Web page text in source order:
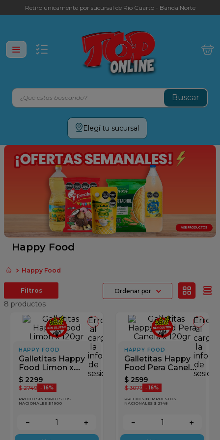
Retiro unicamente por sucursal de Rio Cuarto - Banda Norte
¿Qué estás buscando?
Elegí tu sucursal
Happy Food
Happy Food
Ordenar por
8 productos
Error
al
cargar
la
información
de
sesión
HAPPY FOOD
Galletitas Happy
Food Limon x
120gr
$ 2299
$ 2749 -16%
PRECIO SIN IMPUESTOS
NACIONALES $ 1900
＋
－
Error
al
cargar
la
de
sesión
HAPPY FOOD
Galletitas Happy
Food Pera Canela
x 120gr
$ 2599
$ 3079 -16%
PRECIO SIN IMPUESTOS
NACIONALES $ 2148
＋
－
Términos más buscados
yerba
galletitas
queso
dulce leche